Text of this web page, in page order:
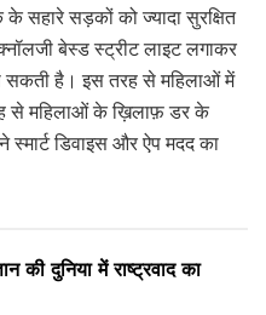
सहारे सड़कों को ज्यादा सुरक्षित
बेस्ड स्ट्रीट लाइट लगाकर
सकती है। इस तरह से महिलाओं में
से महिलाओं के ख़िलाफ़ डर के
डिवाइस और ऐप मदद का
की दुनिया में राष्ट्रवाद का